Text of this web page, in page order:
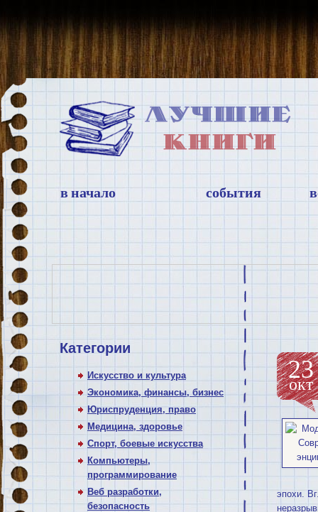
в начало события
Категории
Искусство и культура
Экономика, финансы, бизнес
Юриспруденция, право
Медицина, здоровье
Спорт, боевые искусства
Компьютеры,
программирование
Веб разработки,
безопасность
23
окт
эпохи.